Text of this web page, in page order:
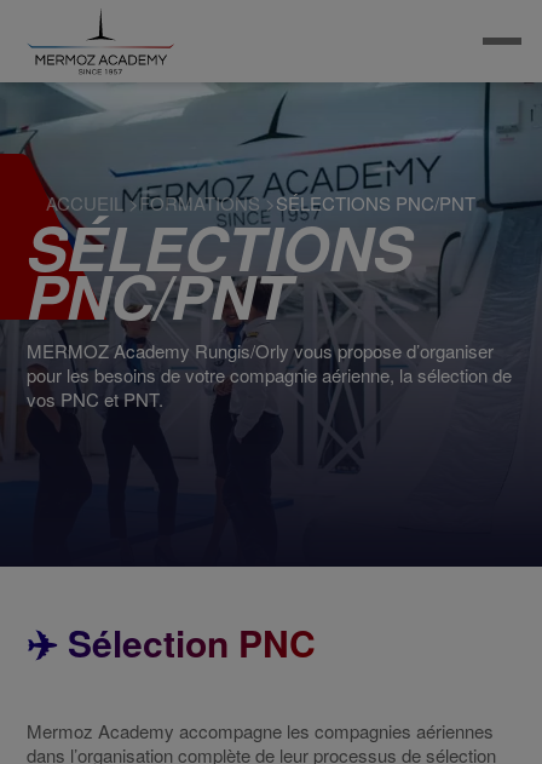
ACCUEIL>FORMATIONS>SÉLECTIONS PNC/PNT
SÉLECTIONS
PNC/PNT
MERMOZ Academy Rungis/Orly vous propose d’organiser
pour les besoins de votre compagnie aérienne, la sélection de
vos PNC et PNT.
✈️ Sélection PNC
Mermoz Academy accompagne les compagnies aériennes
dans l’organisation complète de leur processus de sélection